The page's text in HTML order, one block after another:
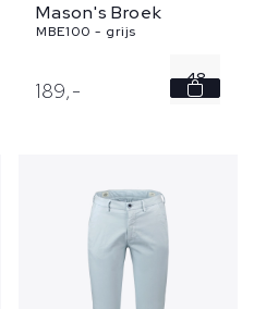
Mason's Broek
MBE100 - grijs
189,- 48